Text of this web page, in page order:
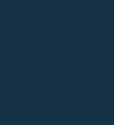
疾病調控」的完整鏈
、蛋白質結晶學、AI 加速